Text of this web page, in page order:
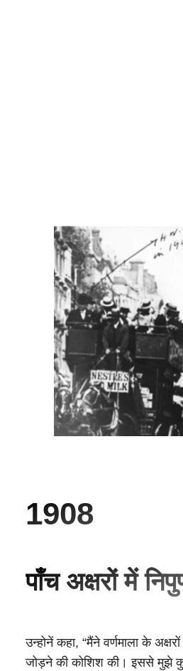
1908
पाँच अक्षरों में
उन्होनें कहा, “मैंने वर्णमाला के
जोड़ने की कोशिश की। इससे मुझे